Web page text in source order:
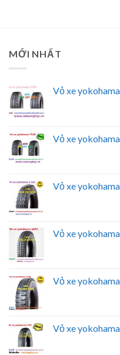
MỚI NHẤT
Vỏ xe
Vỏ xe
Vỏ xe
Vỏ xe
Vỏ xe
Vỏ xe